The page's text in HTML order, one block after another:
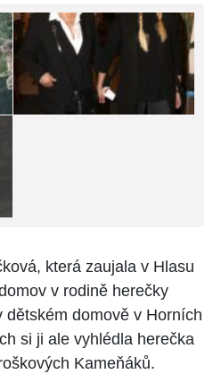
která zaujala v Hlasu
v rodině herečky
domově v Horních
si ji ale vyhlédla herečka
Kameňáků.